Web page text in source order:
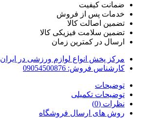
ضمانت کیفیت
خدمات پس از فروش
تضمین اصالت کالا
تضمین سلامت فیزیکی کالا
ارسال در کمترین زمان
مرکز پخش انواع لوازم ورزشی در ایران
کارشناس فروش: 09054500876
توضیحات
توضیحات تکمیلی
نظرات (0)
روش های ارسال فروشگاه